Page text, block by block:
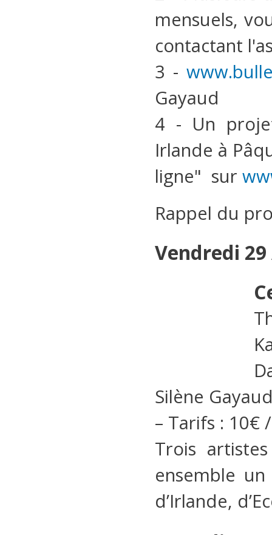
mensuels,
contactant
3 -
Gayaud
4 - Un
Irlande à
ligne" sur
Rappel du
Vendredi
Silène
– Tarifs : 10€
Trois
ensemble
d’Irlande,